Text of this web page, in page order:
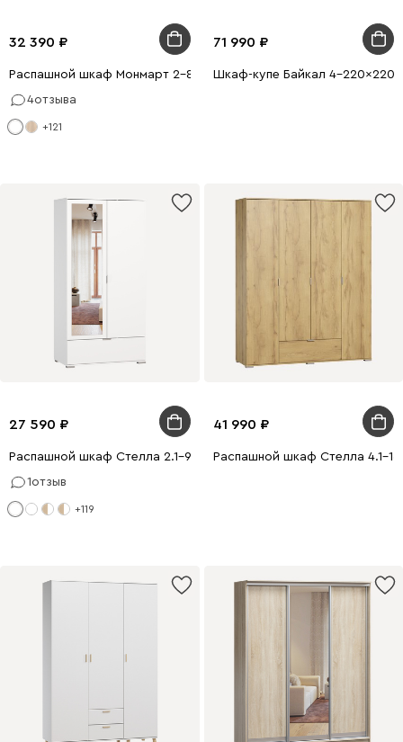
32 390
Распашной шкаф Монмарт 2-80x210 Белый
4отзыва
+121
71 990
Шкаф-купе Байкал 4-220x220
27 590
Распашной шкаф Стелла 2.1-90x200 Белый с зеркалом
1отзыв
+119
41 990
Распашной шкаф Стелла 4.1-